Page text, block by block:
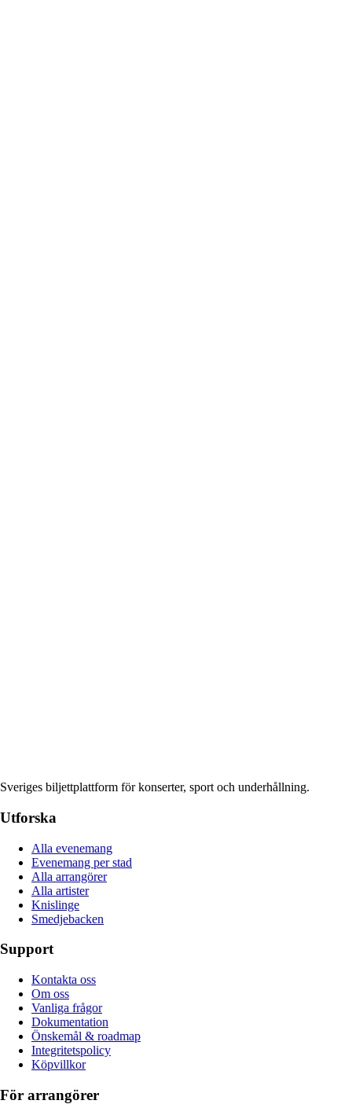
Sveriges biljettplattform för konserter, sport och underhållning.
Utforska
Alla evenemang
Evenemang per stad
Alla arrangörer
Alla artister
Knislinge
Smedjebacken
Support
Kontakta oss
Om oss
Vanliga frågor
Dokumentation
Önskemål & roadmap
Integritetspolicy
Köpvillkor
För arrangörer